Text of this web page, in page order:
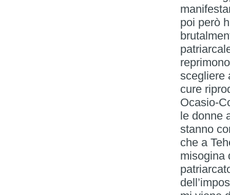
poi però
scegliere
cure
Ocasio-
le donne
stanno
che a
misogina